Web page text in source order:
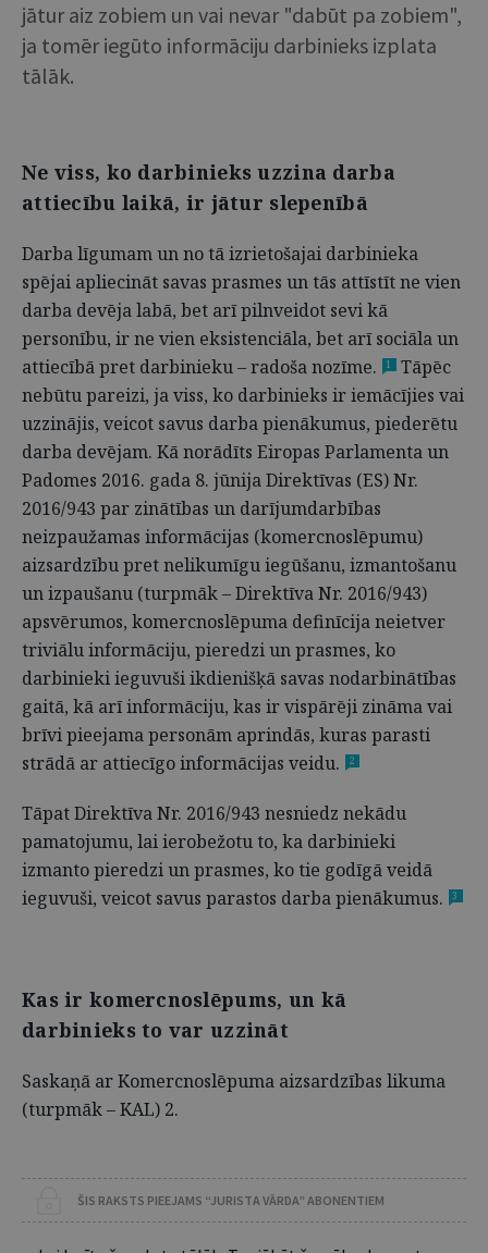
jātur aiz zobiem un vai nevar "dabūt pa zobiem",
ja tomēr iegūto informāciju darbinieks izplata
tālāk.
Ne viss, ko darbinieks uzzina darba
attiecību laikā, ir jātur slepenībā
Darba līgumam un no tā izrietošajai darbinieka
spējai apliecināt savas prasmes un tās attīstīt ne vien
darba devēja labā, bet arī pilnveidot sevi kā
personību, ir ne vien eksistenciāla, bet arī sociāla un
attiecībā pret darbinieku – radoša nozīme.
1
Tāpēc
nebūtu pareizi, ja viss, ko darbinieks ir iemācījies vai
uzzinājis, veicot savus darba pienākumus, piederētu
darba devējam. Kā norādīts Eiropas Parlamenta un
Padomes 2016. gada 8. jūnija Direktīvas (ES) Nr.
2016/943 par zinātības un darījumdarbības
neizpaužamas informācijas (komercnoslēpumu)
aizsardzību pret nelikumīgu iegūšanu, izmantošanu
un izpaušanu (turpmāk – Direktīva Nr. 2016/943)
apsvērumos, komercnoslēpuma definīcija neietver
triviālu informāciju, pieredzi un prasmes, ko
darbinieki ieguvuši ikdienišķā savas nodarbinātības
gaitā, kā arī informāciju, kas ir vispārēji zināma vai
brīvi pieejama personām aprindās, kuras parasti
strādā ar attiecīgo informācijas veidu.
2
Tāpat Direktīva Nr. 2016/943 nesniedz nekādu
pamatojumu, lai ierobežotu to, ka darbinieki
izmanto pieredzi un prasmes, ko tie godīgā veidā
ieguvuši, veicot savus parastos darba pienākumus.
3
Kas ir komercnoslēpums, un kā
darbinieks to var uzzināt
Saskaņā ar Komercnoslēpuma aizsardzības likuma
(turpmāk – KAL) 2.
ŠIS RAKSTS PIEEJAMS “JURISTA VĀRDA” ABONENTIEM